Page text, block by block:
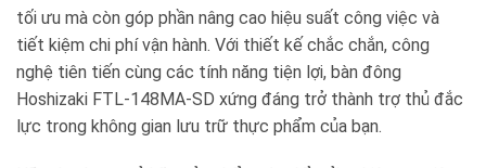
tối ưu mà còn góp phần nâng cao hiệu suất công việc và
tiết kiệm chi phí vận hành. Với thiết kế chắc chắn, công
nghệ tiên tiến cùng các tính năng tiện lợi, bàn đông
Hoshizaki FTL-148MA-SD xứng đáng trở thành trợ thủ đắc
lực trong không gian lưu trữ thực phẩm của bạn.